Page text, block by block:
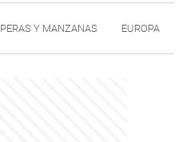
PERAS Y MANZANAS EUROPA